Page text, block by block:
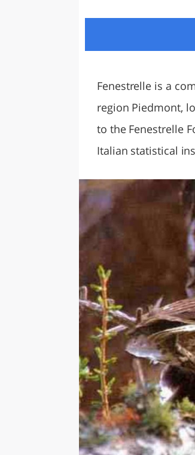
Fenestrelle is a
region Piedmont,
to the Fenestrelle
Italian statistical